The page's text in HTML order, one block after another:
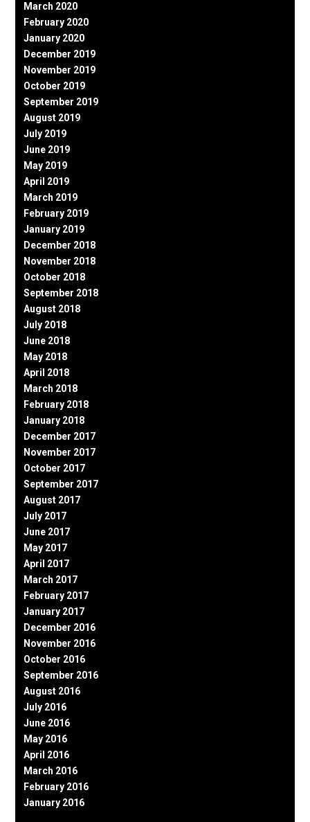
March 2020
February 2020
January 2020
December 2019
November 2019
October 2019
September 2019
August 2019
July 2019
June 2019
May 2019
April 2019
March 2019
February 2019
January 2019
December 2018
November 2018
October 2018
September 2018
August 2018
July 2018
June 2018
May 2018
April 2018
March 2018
February 2018
January 2018
December 2017
November 2017
October 2017
September 2017
August 2017
July 2017
June 2017
May 2017
April 2017
March 2017
February 2017
January 2017
December 2016
November 2016
October 2016
September 2016
August 2016
July 2016
June 2016
May 2016
April 2016
March 2016
February 2016
January 2016